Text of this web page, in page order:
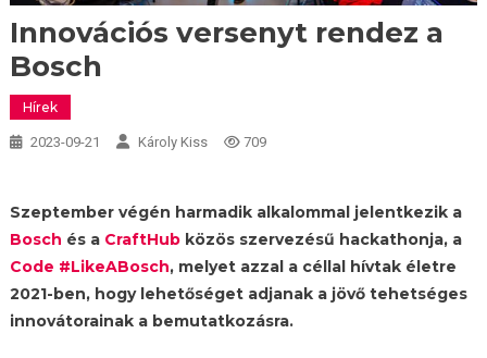
Innovációs versenyt rendez a
Bosch
Hírek
2023-09-21 Károly Kiss 709
Szeptember végén harmadik alkalommal jelentkezik a
Bosch és a CraftHubközös szervezésű hackathonja, a
Code #LikeABosch, melyet azzal a céllal hívtak életre
2021-ben, hogy lehetőséget adjanak a jövő tehetséges
innovátorainak a bemutatkozásra.